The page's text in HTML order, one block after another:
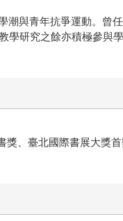
與青年抗爭運動。曾
學研究之餘亦積極參與
、臺北國際書展大獎